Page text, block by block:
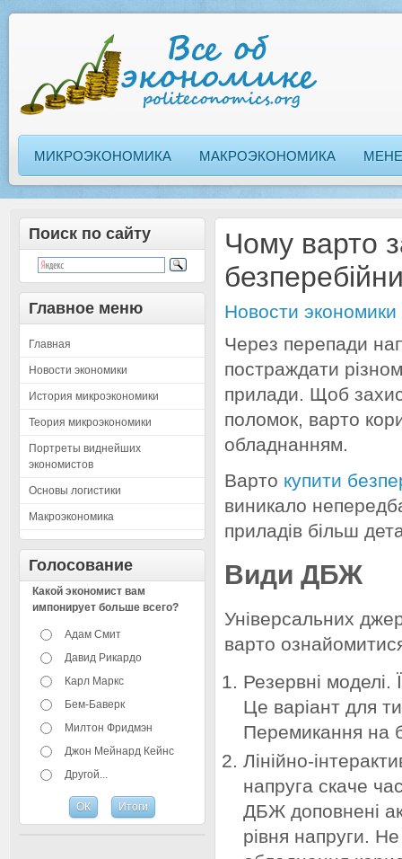
МИКРОЭКОНОМИКА МАКРОЭКОНОМИКА
Поиск по сайту
Главное меню
Главная
Новости экономики
История микроэкономики
Теория микроэкономики
Портреты виднейших
экономистов
Основы логистики
Макроэкономика
Голосование
Какой экономист вам
импонирует больше всего?
Адам Смит
Давид Рикардо
Карл Маркс
Бем-Баверк
Милтон Фридмэн
Джон Мейнард Кейнс
Другой...
Чому варто
Новости экономики
Через перепади
постраждати
прилади. Щоб
поломок, варто
обладнанням.
Варто купити
виникало
приладів більш
Види ДБЖ
Універсальних
варто
Резервні моделі.
Це варіант для
Перемикання на
Лінійно-
напруга скаче
ДБЖ доповнені
рівня напруги.